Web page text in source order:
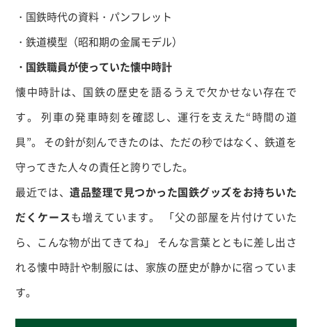
・国鉄時代の資料・パンフレット
・鉄道模型（昭和期の金属モデル）
・国鉄職員が使っていた懐中時計
懐中時計は、国鉄の歴史を語るうえで欠かせない存在で
す。 列車の発車時刻を確認し、運行を支えた“時間の道
具”。 その針が刻んできたのは、ただの秒ではなく、鉄道を
守ってきた人々の責任と誇りでした。
最近では、遺品整理で見つかった国鉄グッズをお持ちいた
だくケースも増えています。 「父の部屋を片付けていた
ら、こんな物が出てきてね」 そんな言葉とともに差し出さ
れる懐中時計や制服には、家族の歴史が静かに宿っていま
す。